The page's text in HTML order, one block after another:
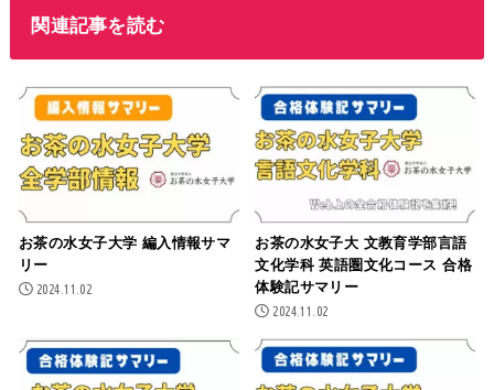
関連記事を読む
お茶の水女子大学 編入情報サマ
リー
2024.11.02
お茶の水女子大 文教育学部言語
文化学科 英語圏文化コース 合格
体験記サマリー
2024.11.02